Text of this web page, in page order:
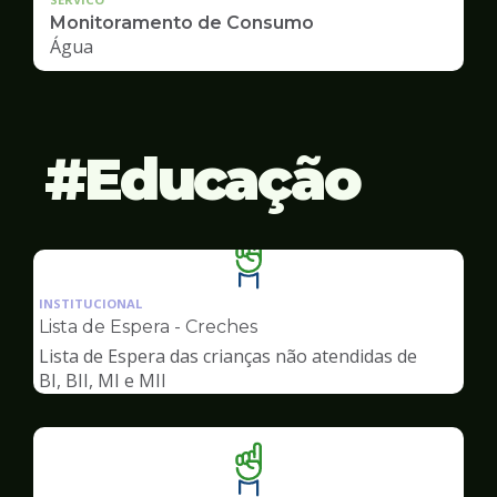
Monitoramento de Consumo
Água
Educação
Ilustração
da
pagina
Educação
INSTITUCIONAL
Lista de Espera - Creches
Lista de Espera das crianças não atendidas de
BI, BII, MI e MII
Ilustração